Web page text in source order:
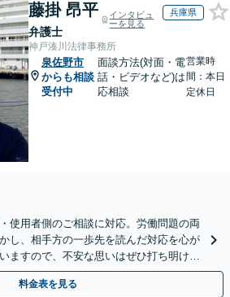
藤掛 昂平
弁護士
インタビュ
ーを見る
兵庫県
神戸湊川法律事務所
泉佐野市
からも相談
受付中
面談方法(対面・電
話・ビデオなど)は
応相談
営業時
間：本日
定休日
使用者側のご相談に対応。労働問題の両
し、相手方の一歩先を読んだ対応を心が
ますので、不安な思いはぜひ打ち明けて
（要予約）】
料金表を見る